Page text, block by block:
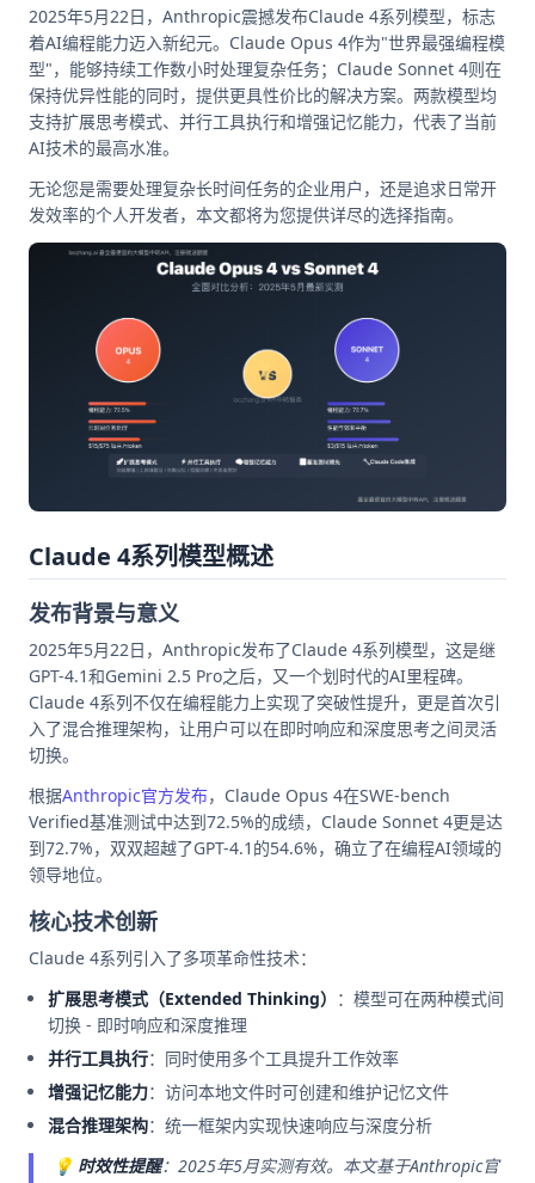
2025年5月22日，Anthropic震撼发布Claude 4系列模型，标志
着AI编程能力迈入新纪元。Claude Opus 4作为"世界最强编程模
型"，能够持续工作数小时处理复杂任务；Claude Sonnet 4则在
保持优异性能的同时，提供更具性价比的解决方案。两款模型均
支持扩展思考模式、并行工具执行和增强记忆能力，代表了当前
AI技术的最高水准。
无论您是需要处理复杂长时间任务的企业用户，还是追求日常开
发效率的个人开发者，本文都将为您提供详尽的选择指南。
Claude 4系列模型概述
发布背景与意义
2025年5月22日，Anthropic发布了Claude 4系列模型，这是继
GPT-4.1和Gemini 2.5 Pro之后，又一个划时代的AI里程碑。
Claude 4系列不仅在编程能力上实现了突破性提升，更是首次引
入了混合推理架构，让用户可以在即时响应和深度思考之间灵活
切换。
根据Anthropic官方发布，Claude Opus 4在SWE-bench
Verified基准测试中达到72.5%的成绩，Claude Sonnet 4更是达
到72.7%，双双超越了GPT-4.1的54.6%，确立了在编程AI领域的
领导地位。
核心技术创新
Claude 4系列引入了多项革命性技术：
扩展思考模式（Extended Thinking） ：模型可在两种模式间
切换 - 即时响应和深度推理
并行工具执行：同时使用多个工具提升工作效率
增强记忆能力：访问本地文件时可创建和维护记忆文件
混合推理架构：统一框架内实现快速响应与深度分析
💡 时效性提醒：2025年5月实测有效。本文基于Anthropic官